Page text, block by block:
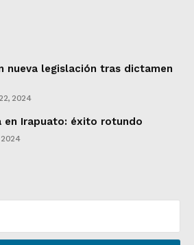
nueva legislación tras dictamen
2024
en Irapuato: éxito rotundo